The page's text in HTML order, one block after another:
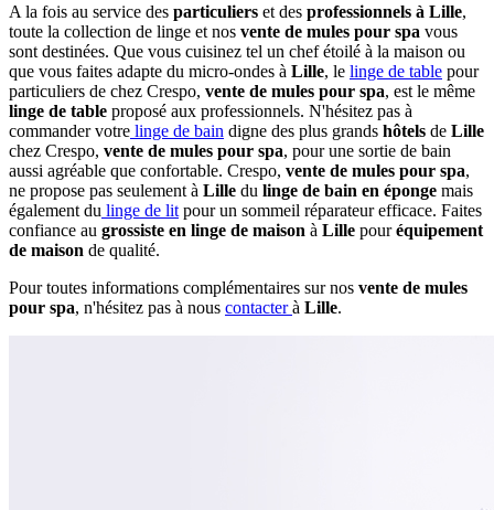
A la fois au service des particuliers et des professionnels à Lille,
toute la collection de linge et nos vente de mules pour spa vous
sont destinées. Que vous cuisinez tel un chef étoilé à la maison ou
que vous faites adapte du micro-ondes à Lille, le linge de table pour
particuliers de chez Crespo, vente de mules pour spa, est le même
linge de table proposé aux professionnels. N'hésitez pas à
commander votre linge de bain digne des plus grands hôtels de Lille
chez Crespo, vente de mules pour spa, pour une sortie de bain
aussi agréable que confortable. Crespo, vente de mules pour spa,
ne propose pas seulement à Lille du linge de bain en éponge mais
également du linge de lit pour un sommeil réparateur efficace. Faites
confiance au grossiste en linge de maison à Lille pouréquipement
de maison de qualité.
Pour toutes informations complémentaires sur nos vente de mules
pour spa, n'hésitez pas à nous contacterà Lille.